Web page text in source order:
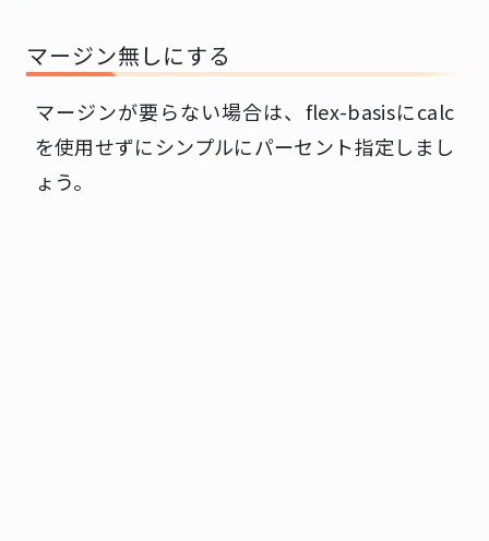
マージン無しにする
マージンが要らない場合は、flex-basisにcalc
を使用せずにシンプルにパーセント指定しまし
ょう。